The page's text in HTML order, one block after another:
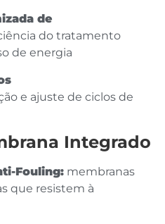
de
do tratamento
de energia
e ajuste de ciclos de
Integrado
Fouling: membranas
que resistem à